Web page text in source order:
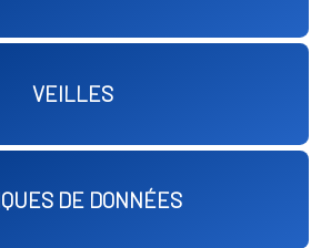
VEILLES
DE DONNÉES